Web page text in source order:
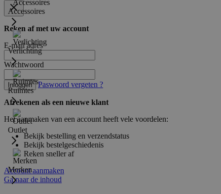
Accessoires
Verlichting
Ruimtes
Outlet
Merken
Reken af met uw account
E-mail adres
Wachtwoord
Inloggen Paswoord vergeten ?
Afrekenen als een nieuwe klant
Het aanmaken van een account heeft vele voordelen:
Bekijk bestelling en verzendstatus
Bekijk bestelgeschiedenis
Reken sneller af
Account aanmaken
Ga naar de inhoud